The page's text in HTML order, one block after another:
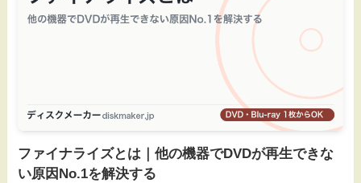
ファイナライズとは｜他の機器でDVDが再生できな
い原因No.1を解決する